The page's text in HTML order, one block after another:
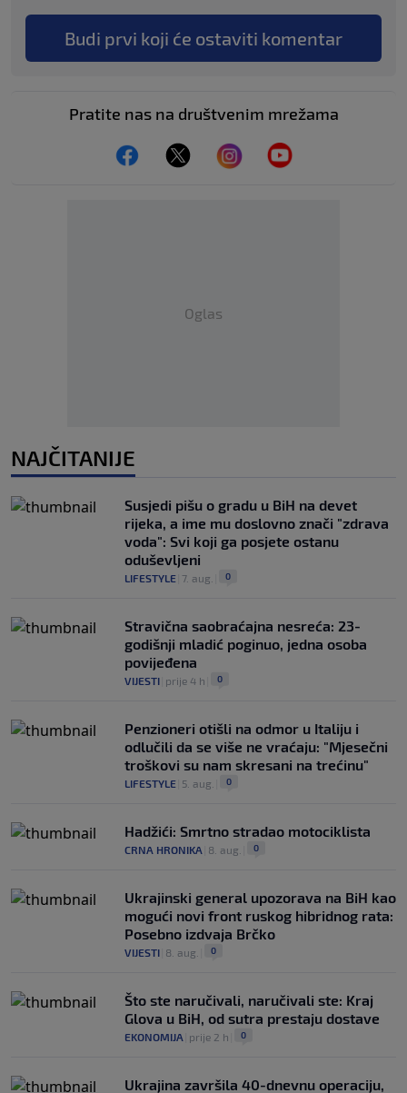
Budi prvi koji će ostaviti komentar
Pratite nas na društvenim mrežama
Oglas
NAJČITANIJE
Susjedi pišu o gradu u BiH na devet
rijeka, a ime mu doslovno znači "zdrava
voda": Svi koji ga posjete ostanu
oduševljeni
LIFESTYLE 7. aug. 0
Stravična saobraćajna nesreća: 23-
godišnji mladić poginuo, jedna osoba
povijeđena
VIJESTI prije 4 h 0
Penzioneri otišli na odmor u Italiju i
odlučili da se više ne vraćaju: "Mjesečni
troškovi su nam skresani na trećinu"
LIFESTYLE 5. aug. 0
Hadžići: Smrtno stradao motociklista
CRNA HRONIKA 8. aug. 0
Ukrajinski general upozorava na BiH kao
mogući novi front ruskog hibridnog rata:
Posebno izdvaja Brčko
VIJESTI 8. aug. 0
Što ste naručivali, naručivali ste: Kraj
Glova u BiH, od sutra prestaju dostave
EKONOMIJA prije 2 h 0
Ukrajina završila 40-dnevnu operaciju,